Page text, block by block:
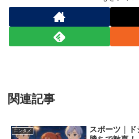
関連記事
エンタメ
スポーツ｜